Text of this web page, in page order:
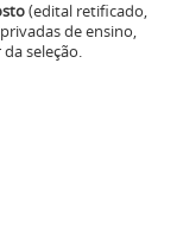
(edital retificado,
de ensino,
seleção.